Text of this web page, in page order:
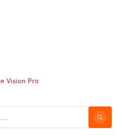
Vision Pro